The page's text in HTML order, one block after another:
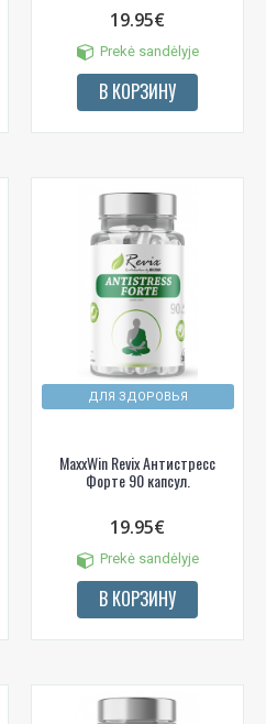
19.95€
Prekė sandėlyje
В КОРЗИНУ
ДЛЯ ЗДОРОВЬЯ
MaxxWin Revix Антистресс
Форте 90 капсул.
19.95€
Prekė sandėlyje
В КОРЗИНУ